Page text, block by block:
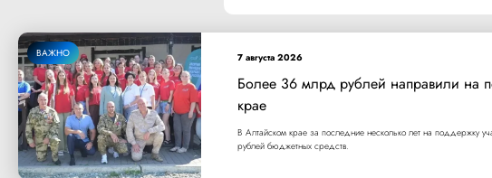
ВАЖНО 7 августа 2026
Более 36 млрд рублей направили на
крае
В Алтайском крае за последние несколько лет на поддержку
рублей бюджетных средств.